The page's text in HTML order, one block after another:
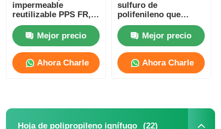
impermeable
reutilizable PPS FR,
hojas de polímero
plástico OEM
Mejor precio
Ahora Charle
sulfuro de
polifenileno que
ofrece temperatura de
desviación térmica y
resistencia a las
condiciones
climáticas adecuada
para la ingeniería
Mejor precio
Ahora Charle
Hoja de polipropileno ignífugo (22)